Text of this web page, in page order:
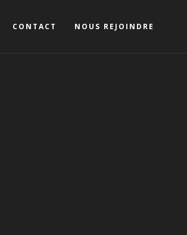
CONTACT NOUS REJOINDRE